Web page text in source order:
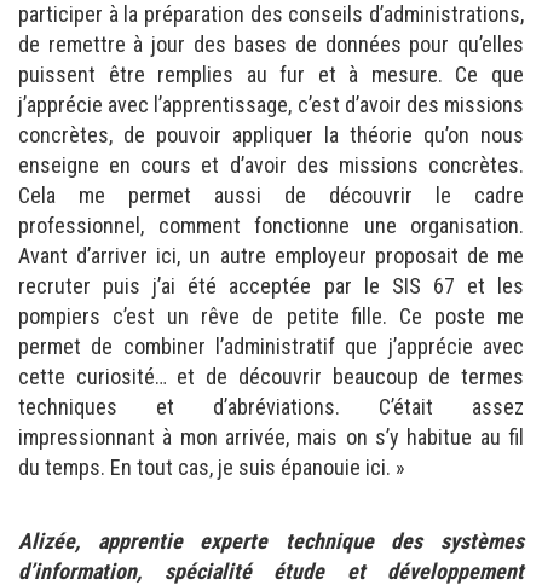
participer à la préparation des conseils d’administrations,
de remettre à jour des bases de données pour qu’elles
puissent être remplies au fur et à mesure. Ce que
j’apprécie avec l’apprentissage, c’est d’avoir des missions
concrètes, de pouvoir appliquer la théorie qu’on nous
enseigne en cours et d’avoir des missions concrètes.
Cela me permet aussi de découvrir le cadre
professionnel, comment fonctionne une organisation.
Avant d’arriver ici, un autre employeur proposait de me
recruter puis j’ai été acceptée par le SIS 67 et les
pompiers c’est un rêve de petite fille. Ce poste me
permet de combiner l’administratif que j’apprécie avec
cette curiosité… et de découvrir beaucoup de termes
techniques et d’abréviations. C’était assez
impressionnant à mon arrivée, mais on s’y habitue au fil
du temps. En tout cas, je suis épanouie ici. »
Alizée, apprentie experte technique des systèmes
d’information, spécialité étude et développement